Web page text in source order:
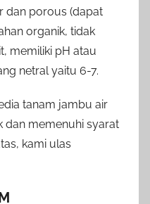
dan porous (dapat
organik, tidak
memiliki pH atau
netral yaitu 6-7.
tanam jambu air
dan memenuhi syarat
kami ulas